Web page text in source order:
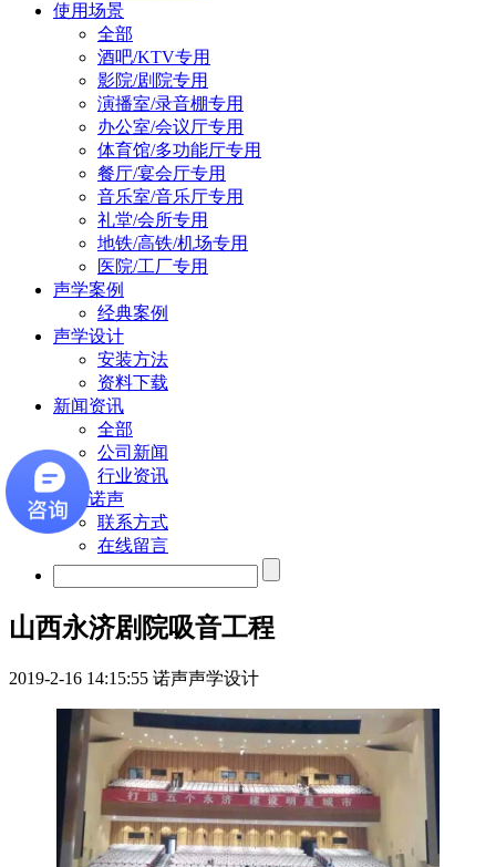
使用场景
全部
酒吧/KTV专用
影院/剧院专用
演播室/录音棚专用
办公室/会议厅专用
体育馆/多功能厅专用
餐厅/宴会厅专用
音乐室/音乐厅专用
礼堂/会所专用
地铁/高铁/机场专用
医院/工厂专用
声学案例
经典案例
声学设计
安装方法
资料下载
新闻资讯
全部
公司新闻
行业资讯
联系诺声
联系方式
在线留言
山西永济剧院吸音工程
2019-2-16 14:15:55 诺声声学设计